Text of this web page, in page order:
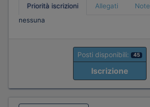
Priorità iscrizioni Allegati
Note
nessuna
Posti disponibili: 45
Iscrizione